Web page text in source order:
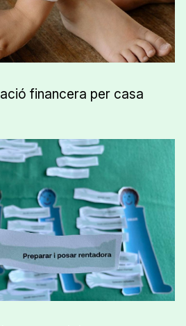
financera per casa